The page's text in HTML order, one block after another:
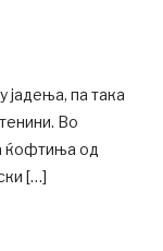
па така
Во
ќофтиња од
[…]